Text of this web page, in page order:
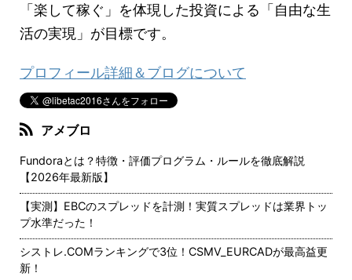
「楽して稼ぐ」を体現した投資による「自由な生
活の実現」が目標です。
プロフィール詳細＆ブログについて
アメブロ
Fundoraとは？特徴・評価プログラム・ルールを徹底解説
【2026年最新版】
【実測】EBCのスプレッドを計測！実質スプレッドは業界トッ
プ水準だった！
シストレ.COMランキングで3位！CSMV_EURCADが最高益更
新！